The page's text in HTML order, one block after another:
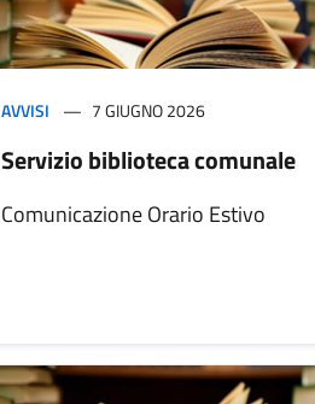
AVVISI 7 GIUGNO 2026
Servizio biblioteca comunale
Comunicazione Orario Estivo